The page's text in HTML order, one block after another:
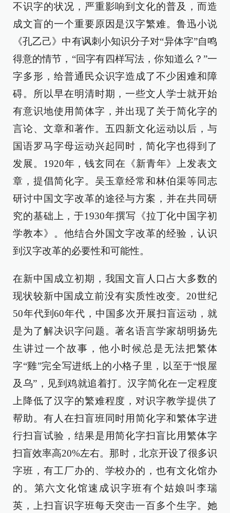
不识字的状况，严重影响到文化的普及，而造
成文盲的一个重要原因是汉字繁难。鲁迅小说
《孔乙己》中有讽刺小知识分子对“异体字”自鸣
得意的情节，“回字有四样写法，你知道么？”一
字多形，给普通民众识字造成了不少困难和障
碍。所以早在明清时期，一些文人学士就开始
有意识地使用简体字，并出现了关于简化字的
言论、文章和著作。五四新文化运动以后，与
国语罗马字母运动兴起同时，简化字也得到了
发展。1920年，钱玄同在《新青年》上发表文
章，提倡简化字。吴玉章经常和林伯渠等同志
研讨中国文字改革的途径与方案，并在共同研
究的基础上，于1930年撰写《拉丁化中国字初
学教本》。他结合外国文字改革的经验，认识
到汉字改革的必要性和可能性。
在新中国成立初期，我国文盲人口占大多数的
现状较新中国成立前没有实质性改变。20世纪
50年代到60年代，中国多次开展扫盲运动，就
是为了解决识字问题。著名语言学家胡明扬先
生讲过一个故事，他小时候总是无法把繁体
字“雞”完全写进纸上的小格子里，以至于“恨屋
及乌”，见到鸡就追着打。汉字简化在一定程度
上降低了汉字的繁难程度，对识字教学提供了
帮助。有人在扫盲班同时用简化字和繁体字进
行扫盲试验，结果是用简化字扫盲比用繁体字
扫盲效率高20%左右。那时，北京开设了很多识
字班，有工厂办的、学校办的，也有文化馆办
的。第六文化馆速成识字班有个姑娘叫李瑞
英，上扫盲识字班每天突击一百多个生字。她